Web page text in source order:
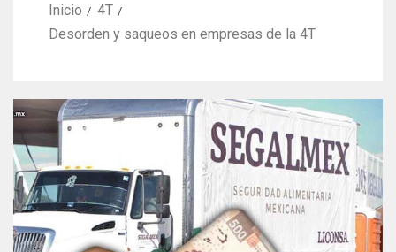
Inicio
4T
Desorden y saqueos en empresas de la 4T